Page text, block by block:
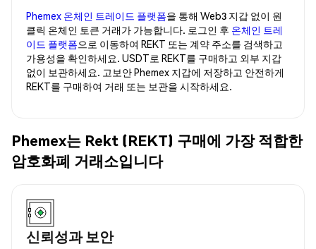
Phemex 온체인 트레이드 플랫폼을 통해 Web3 지갑 없이 원
클릭 온체인 토큰 거래가 가능합니다. 로그인 후 온체인 트레
이드 플랫폼으로 이동하여 REKT 또는 계약 주소를 검색하고
가용성을 확인하세요. USDT로 REKT를 구매하고 외부 지갑
없이 보관하세요. 고보안 Phemex 지갑에 저장하고 안전하게
REKT를 구매하여 거래 또는 보관을 시작하세요.
Phemex는 Rekt (REKT) 구매에 가장 적합한
암호화폐 거래소입니다
신뢰성과 보안